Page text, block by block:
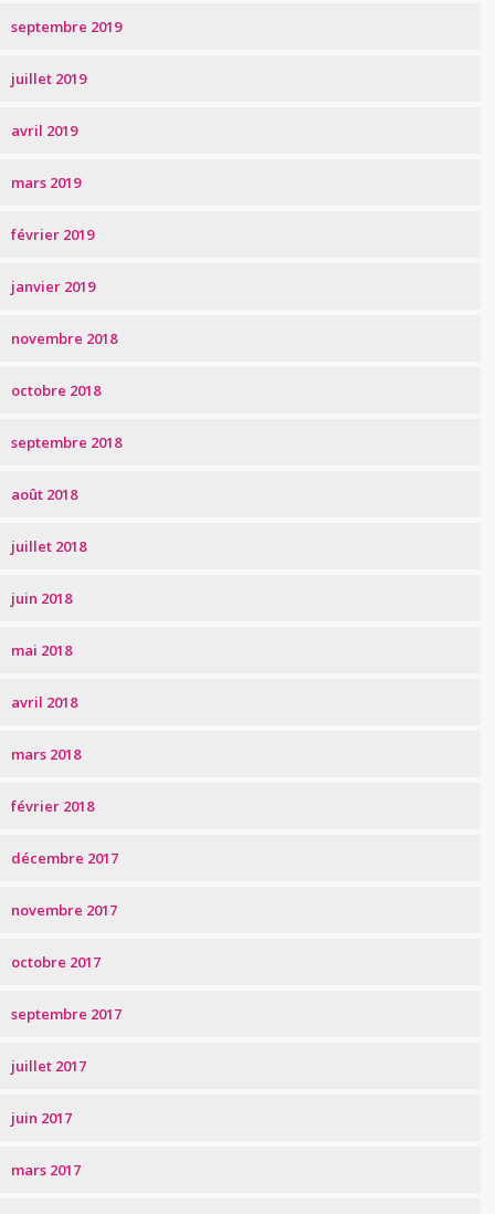
septembre 2019
juillet 2019
avril 2019
mars 2019
février 2019
janvier 2019
novembre 2018
octobre 2018
septembre 2018
août 2018
juillet 2018
juin 2018
mai 2018
avril 2018
mars 2018
février 2018
décembre 2017
novembre 2017
octobre 2017
septembre 2017
juillet 2017
juin 2017
mars 2017